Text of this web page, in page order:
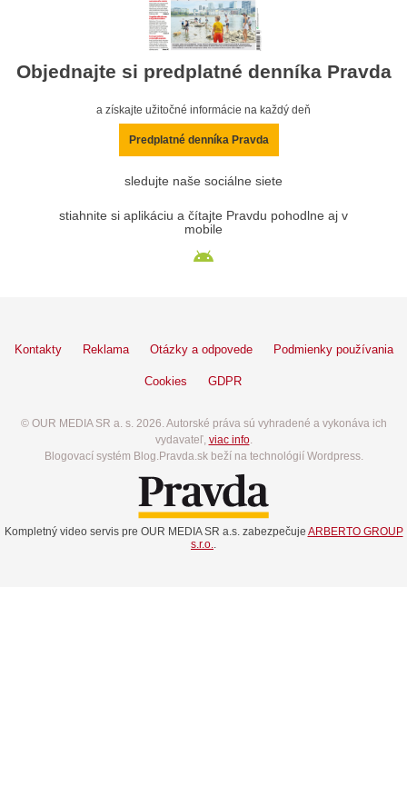
Objednajte si predplatné denníka Pravda
a získajte užitočné informácie na každý deň
Predplatné denníka Pravda
sledujte naše sociálne siete
stiahnite si aplikáciu a čítajte Pravdu pohodlne aj v
mobile
Kontakty Reklama Otázky a odpovede Podmienky používania
Cookies GDPR
© OUR MEDIA SR a. s. 2026. Autorské práva sú vyhradené a vykonáva ich
vydavateľ, viac info.
Blogovací systém Blog.Pravda.sk beží na technológií Wordpress.
Kompletný video servis pre OUR MEDIA SR a.s. zabezpečuje ARBERTO GROUP
s.r.o.